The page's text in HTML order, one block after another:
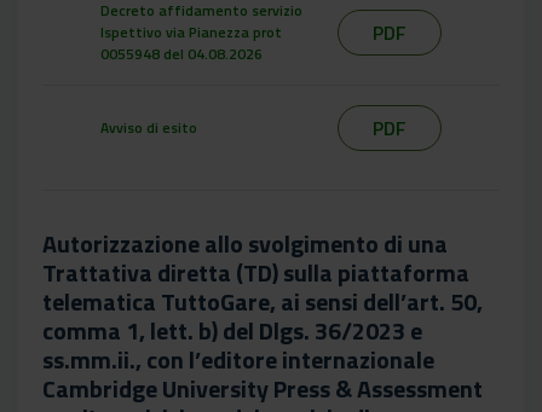
Decreto affidamento servizio
Ispettivo via Pianezza prot
0055948 del 04.08.2026
PDF
Avviso di esito PDF
Autorizzazione allo svolgimento di una
Trattativa diretta (TD) sulla piattaforma
telematica TuttoGare, ai sensi dell’art. 50,
comma 1, lett. b) del Dlgs. 36/2023 e
ss.mm.ii., con l’editore internazionale
Cambridge University Press & Assessment